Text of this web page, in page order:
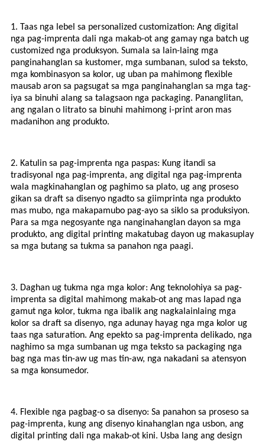
1. Taas nga lebel sa personalized customization: Ang digital
nga pag-imprenta dali nga makab-ot ang gamay nga batch ug
customized nga produksyon. Sumala sa lain-laing mga
panginahanglan sa kustomer, mga sumbanan, sulod sa teksto,
mga kombinasyon sa kolor, ug uban pa mahimong flexible
mausab aron sa pagsugat sa mga panginahanglan sa mga tag-
iya sa binuhi alang sa talagsaon nga packaging. Pananglitan,
ang ngalan o litrato sa binuhi mahimong i-print aron mas
madanihon ang produkto.
2. Katulin sa pag-imprenta nga paspas: Kung itandi sa
tradisyonal nga pag-imprenta, ang digital nga pag-imprenta
wala magkinahanglan og paghimo sa plato, ug ang proseso
gikan sa draft sa disenyo ngadto sa giimprinta nga produkto
mas mubo, nga makapamubo pag-ayo sa siklo sa produksiyon.
Para sa mga negosyante nga nanginahanglan dayon sa mga
produkto, ang digital printing makatubag dayon ug makasuplay
sa mga butang sa tukma sa panahon nga paagi.
3. Daghan ug tukma nga mga kolor: Ang teknolohiya sa pag-
imprenta sa digital mahimong makab-ot ang mas lapad nga
gamut nga kolor, tukma nga ibalik ang nagkalainlaing mga
kolor sa draft sa disenyo, nga adunay hayag nga mga kolor ug
taas nga saturation. Ang epekto sa pag-imprenta delikado, nga
naghimo sa mga sumbanan ug mga teksto sa packaging nga
bag nga mas tin-aw ug mas tin-aw, nga nakadani sa atensyon
sa mga konsumedor.
4. Flexible nga pagbag-o sa disenyo: Sa panahon sa proseso sa
pag-imprenta, kung ang disenyo kinahanglan nga usbon, ang
digital printing dali nga makab-ot kini. Usba lang ang design